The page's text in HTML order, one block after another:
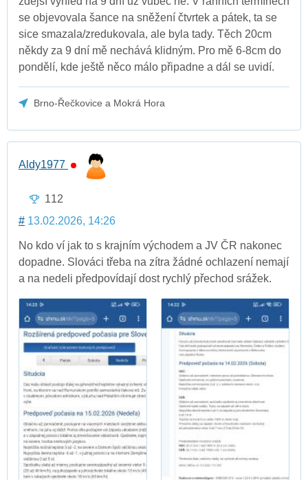
se objevovala šance na sněžení čtvrtek a pátek, ta se
sice smazala/zredukovala, ale byla tady. Těch 20cm
někdy za 9 dní mě nechává klidným. Pro mě 6-8cm do
pondělí, kde ještě něco málo připadne a dál se uvidí.
Brno-Řečkovice a Mokrá Hora
Aldy1977
112
# 13.02.2026, 14:26
No kdo ví jak to s krajním východem a JV ČR nakonec
dopadne. Slováci třeba na zítra žádné ochlazení nemají
a na nedeli předpovídají dost rychlý přechod srážek.